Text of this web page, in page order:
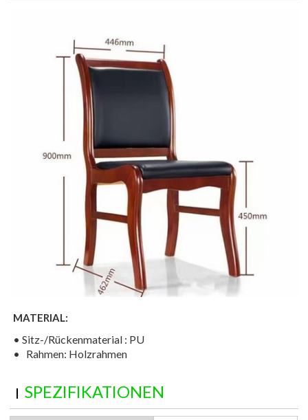
MATERIAL:
• Sitz-/Rückenmaterial : PU
•
Rahmen: Holzrahmen
SPEZIFIKATIONEN